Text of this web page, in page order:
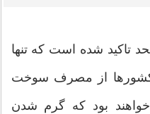
تاکید شده است که تنها
از مصرف سوخت
بود که گرم شدن